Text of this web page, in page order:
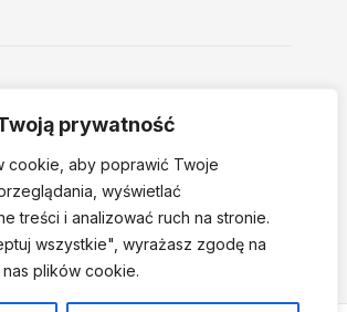
prywatność
cookie, aby poprawić Twoje
wyświetlać
treści i analizować ruch na stronie.
wszystkie", wyrażasz zgodę na
plików cookie.
Dzieciom Siłę • Projekt: nordmind.pl